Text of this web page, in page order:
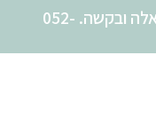
נשמח לעמוד לשירותכם בכל שאלה ובקשה. 052-